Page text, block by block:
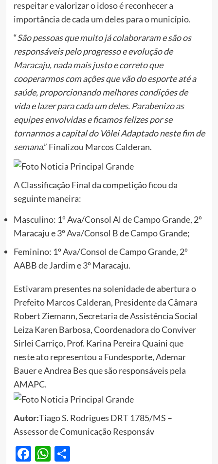
respeitar e valorizar o idoso é reconhecer a
importância de cada um deles para o município.
“São pessoas que muito já colaboraram e são os
responsáveis pelo progresso e evolução de
Maracaju, nada mais justo e correto que
cooperarmos com ações que vão do esporte até a
saúde, proporcionando melhores condições de
vida e lazer para cada um deles. Parabenizo as
equipes envolvidas e ficamos felizes por se
tornarmos a capital do Vôlei Adaptado neste fim de
semana.” Finalizou Marcos Calderan.
A Classificação Final da competição ficou da
seguinte maneira:
Masculino: 1º Ava/Consol Al de Campo Grande, 2º
Maracaju e 3º Ava/Consol B de Campo Grande;
Feminino: 1º Ava/Consol de Campo Grande, 2º
AABB de Jardim e 3º Maracaju.
Estivaram presentes na solenidade de abertura o
Prefeito Marcos Calderan, Presidente da Câmara
Robert Ziemann, Secretaria de Assistência Social
Leiza Karen Barbosa, Coordenadora do Conviver
Sirlei Carriço, Prof. Karina Pereira Quaini que
neste ato representou a Fundesporte, Ademar
Bauer e Andrea Bes que são responsáveis pela
AMAPC.
Autor:Tiago S. Rodrigues DRT 1785/MS –
Assessor de Comunicação Responsáv
Facebook
WhatsApp
Share